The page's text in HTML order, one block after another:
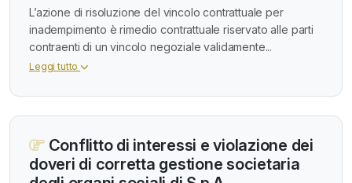
L’azione di risoluzione del vincolo contrattuale per
inadempimento è rimedio contrattuale riservato alle parti
contraenti di un vincolo negoziale validamente...
Leggi tutto
Conflitto di interessi e violazione dei
doveri di corretta gestione societaria